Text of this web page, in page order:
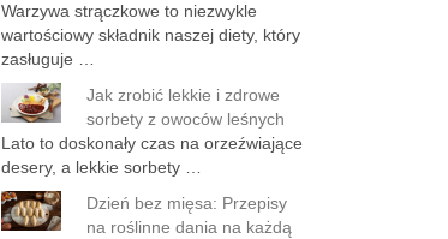
Warzywa strączkowe to niezwykle
wartościowy składnik naszej diety, który
zasługuje …
Jak zrobić lekkie i zdrowe
sorbety z owoców leśnych
Lato to doskonały czas na orzeźwiające
desery, a lekkie sorbety …
Dzień bez mięsa: Przepisy
na roślinne dania na każdą